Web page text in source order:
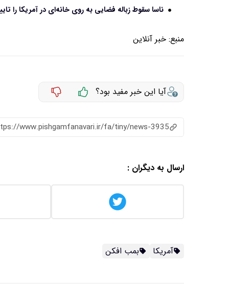
ناسا سقوط زباله فضایی به روی خانه‌ای در آمریکا را
منبع: خبر آنلاین
آیا این خبر مفید بود؟
www.pishgamfanavari.ir/fa/tiny/news-3935
ارسال به دیگران :
آمریکا بمب افکن